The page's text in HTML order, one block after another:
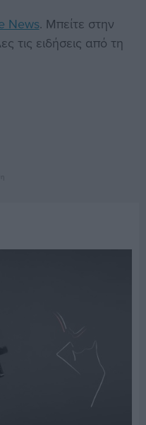
News. Μπείτε στην
τις ειδήσεις από τη